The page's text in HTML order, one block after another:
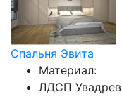
Спальня Эвита
Материал:
ЛДСП Увадрев